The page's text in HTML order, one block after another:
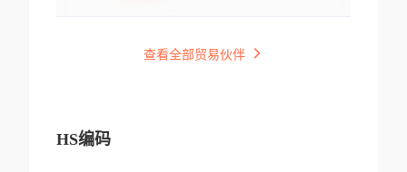
查看全部贸易伙伴
HS编码